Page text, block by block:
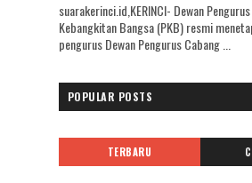
suarakerinci.id,KERINCI- Dewan
Kebangkitan Bangsa (PKB) resmi
pengurus Dewan Pengurus Cabang ...
POPULAR POSTS
TERBARU